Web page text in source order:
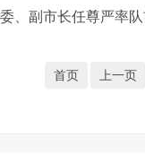
、副市长任尊严率
首页 上一页